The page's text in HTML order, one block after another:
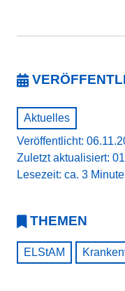
Aktuelles
Veröffentlicht:
Zuletzt aktualisiert:
Lesezeit: ca. 3
THEMEN
ELStAM